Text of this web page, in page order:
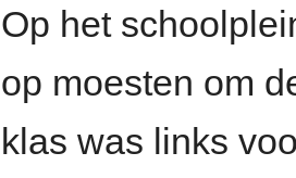
Op het
op moesten om
klas was links